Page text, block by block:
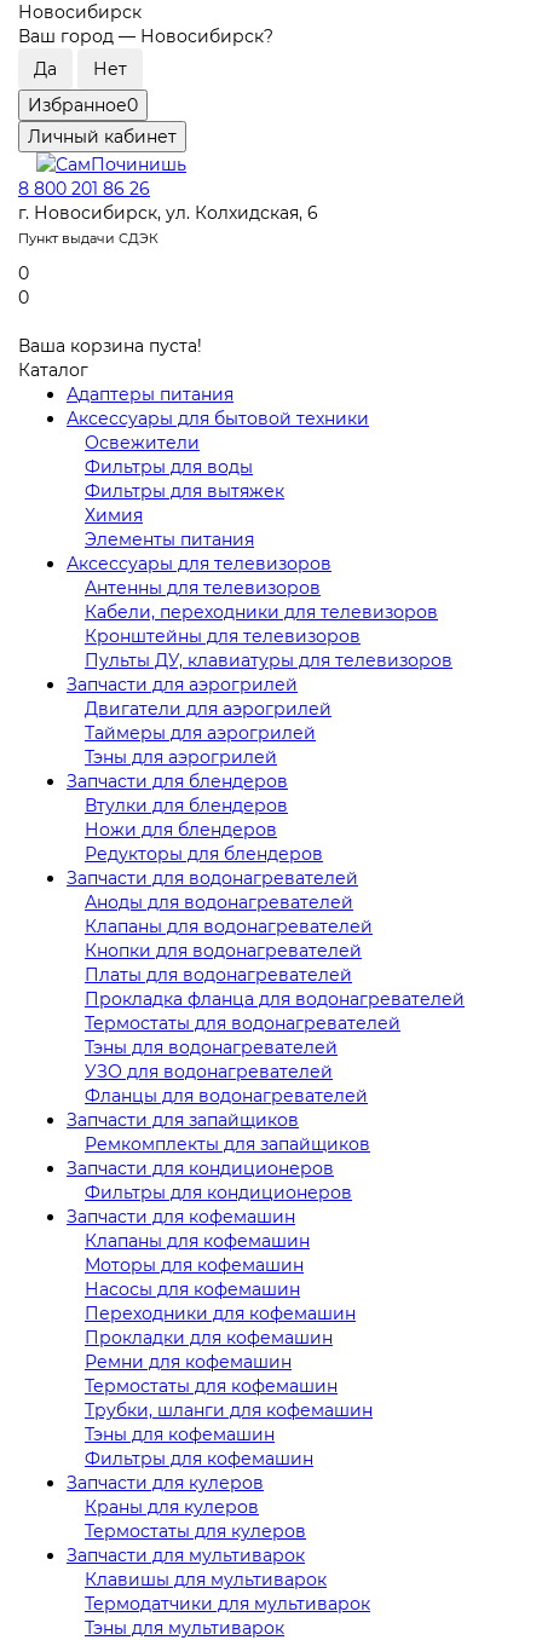
Новосибирск
Ваш город — Новосибирск?
Избранное0
Личный кабинет
8 800 201 86 26
г. Новосибирск, ул. Колхидская, 6
Пункт выдачи СДЭК
0
0
Ваша корзина пуста!
Каталог
Адаптеры питания
Аксессуары для бытовой техники
Освежители
Фильтры для воды
Фильтры для вытяжек
Химия
Элементы питания
Аксессуары для телевизоров
Антенны для телевизоров
Кабели, переходники для телевизоров
Кронштейны для телевизоров
Пульты ДУ, клавиатуры для телевизоров
Запчасти для аэрогрилей
Двигатели для аэрогрилей
Таймеры для аэрогрилей
Тэны для аэрогрилей
Запчасти для блендеров
Втулки для блендеров
Ножи для блендеров
Редукторы для блендеров
Запчасти для водонагревателей
Аноды для водонагревателей
Клапаны для водонагревателей
Кнопки для водонагревателей
Платы для водонагревателей
Прокладка фланца для водонагревателей
Термостаты для водонагревателей
Тэны для водонагревателей
УЗО для водонагревателей
Фланцы для водонагревателей
Запчасти для запайщиков
Ремкомплекты для запайщиков
Запчасти для кондиционеров
Фильтры для кондиционеров
Запчасти для кофемашин
Клапаны для кофемашин
Моторы для кофемашин
Насосы для кофемашин
Переходники для кофемашин
Прокладки для кофемашин
Ремни для кофемашин
Термостаты для кофемашин
Трубки, шланги для кофемашин
Тэны для кофемашин
Фильтры для кофемашин
Запчасти для кулеров
Краны для кулеров
Термостаты для кулеров
Запчасти для мультиварок
Клавишы для мультиварок
Термодатчики для мультиварок
Тэны для мультиварок